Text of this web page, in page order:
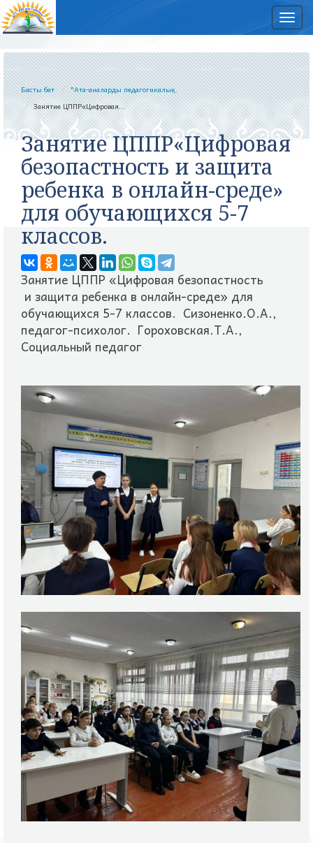
Басты бет
"Ата-аналарды педагогикалық...
Занятие ЦППР«Цифровая...
Занятие ЦППР«Цифровая
безопастность и защита
ребенка в онлайн-среде»
для обучающихся 5-7
классов.
Занятие ЦППР «Цифровая безопастность
и защита ребенка в онлайн-среде» для
обучающихся 5-7 классов. Сизоненко.О.А.,
педагог-психолог. Гороховская.Т.А.,
Социальный педагог